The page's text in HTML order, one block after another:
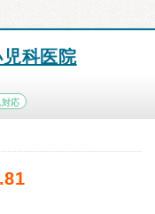
科医院
対応